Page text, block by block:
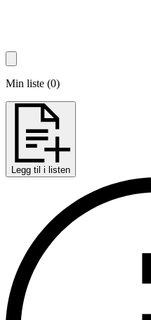
Min liste (0)
Legg til i listen